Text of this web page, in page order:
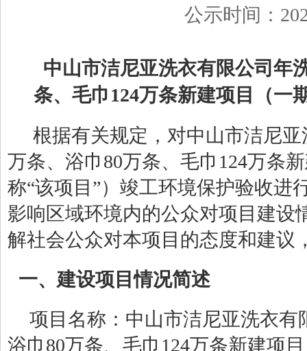
公示时间：
中山市洁尼亚洗衣有限公司年
条、毛巾124万条新建项目 （一
根据有关规定，对中山市洁尼
万条、浴巾 80万条、毛巾 124万条
称“该项目”）竣工环境保护验收进
影响区域环境内的公众对项目建设
解社会公众对本项目的态度和建议
一、建设项目情况简述
项目名称： 中山市洁尼亚洗衣有
浴巾 80万条、毛巾 124万条新建项目